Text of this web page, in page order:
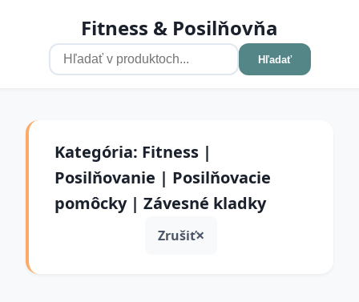
Fitness & Posilňovňa
Hľadať
Kategória: Fitness |
Posilňovanie | Posilňovacie
pomôcky | Závesné kladky
Zrušiť